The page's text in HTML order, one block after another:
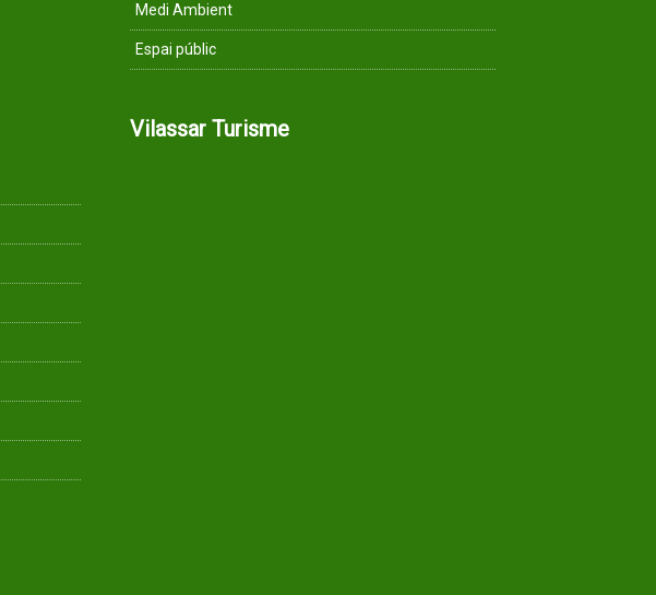
Medi Ambient
Espai públic
Vilassar Turisme